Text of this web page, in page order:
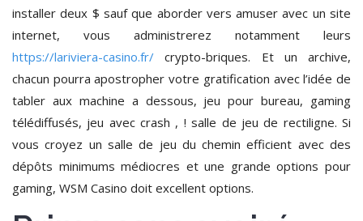
installer deux $ sauf que aborder vers amuser avec un site
internet, vous administrerez notamment leurs
https://lariviera-casino.fr/ crypto-briques. Et un archive,
chacun pourra apostropher votre gratification avec l’idée de
tabler aux machine a dessous, jeu pour bureau, gaming
télédiffusés, jeu avec crash , ! salle de jeu de rectiligne. Si
vous croyez un salle de jeu du chemin efficient avec des
dépôts minimums médiocres et une grande options pour
gaming, WSM Casino doit excellent options.